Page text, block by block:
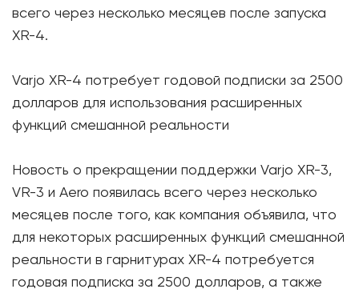
всего через несколько месяцев после запуска
XR-4.
Varjo XR-4 потребует годовой подписки за 2500
долларов для использования расширенных
функций смешанной реальности
Новость о прекращении поддержки Varjo XR-3,
VR-3 и Aero появилась всего через несколько
месяцев после того, как компания объявила, что
для некоторых расширенных функций смешанной
реальности в гарнитурах XR-4 потребуется
годовая подписка за 2500 долларов, а также